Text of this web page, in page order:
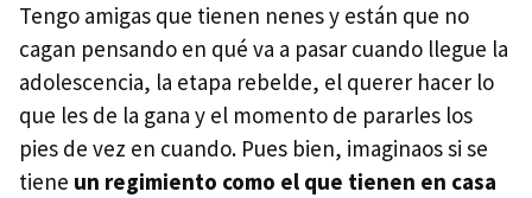
Tengo amigas que tienen nenes y están que no
cagan pensando en qué va a pasar cuando llegue la
adolescencia, la etapa rebelde, el querer hacer lo
que les de la gana y el momento de pararles los
pies de vez en cuando. Pues bien, imaginaos si se
tiene un regimiento como el que tienen en casa